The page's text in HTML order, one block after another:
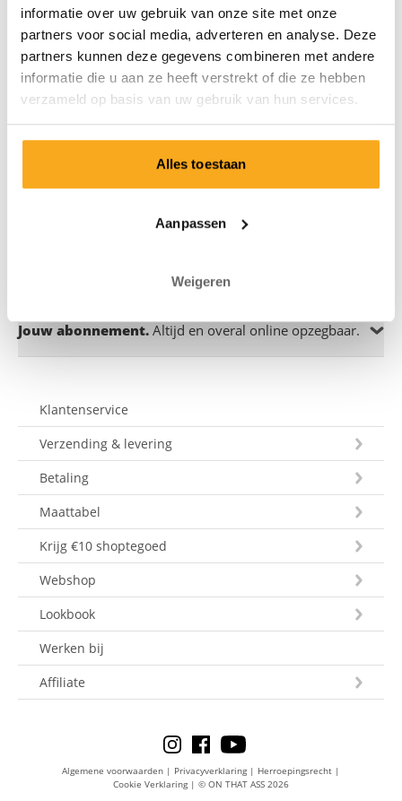
informatie over uw gebruik van onze site met onze
partners voor social media, adverteren en analyse. Deze
partners kunnen deze gegevens combineren met andere
informatie die u aan ze heeft verstrekt of die ze hebben
verzameld op basis van uw gebruik van hun services.
Alles toestaan
Aanpassen
Weigeren
Al deze ervaringen en wilde ideeën worden
meegesleurd in een tornado van creativiteit waardoor
elke keer weer de mooiste creaties ontstaan. En
waardoor het eindelijk mogelijk is om iedere maand
een premium boxershort te ontvangen, voorzien van
een uniek design.
Onderwerpen
Elke maand.
Jouw abonnement. Altijd en overal online opzegbaar.
Klantenservice
Verzending & levering
Betaling
Maattabel
Krijg €10 shoptegoed
Webshop
Lookbook
Werken bij
Affiliate
Algemene voorwaarden | Privacyverklaring | Herroepingsrecht |
Cookie Verklaring | © ON THAT ASS 2026